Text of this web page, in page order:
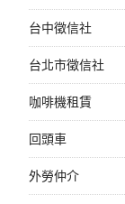
台中徵信社
台北市徵信社
咖啡機租賃
回頭車
外勞仲介